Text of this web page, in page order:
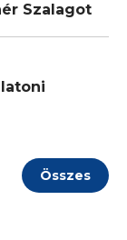
Szalagot
Összes